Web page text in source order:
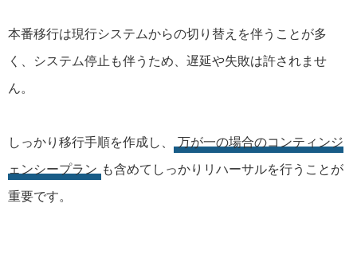
本番移行は現行システムからの切り替えを伴うことが多
く、システム停止も伴うため、遅延や失敗は許されませ
ん。
しっかり移行手順を作成し、
万が一の場合のコンティンジ
ェンシープラン も含めてしっかりリハーサルを行うことが
重要です。